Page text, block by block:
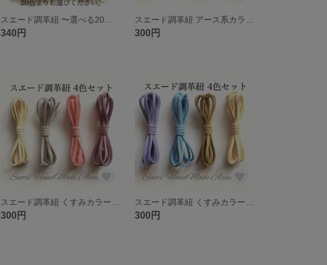
340円 300円
300円 300円